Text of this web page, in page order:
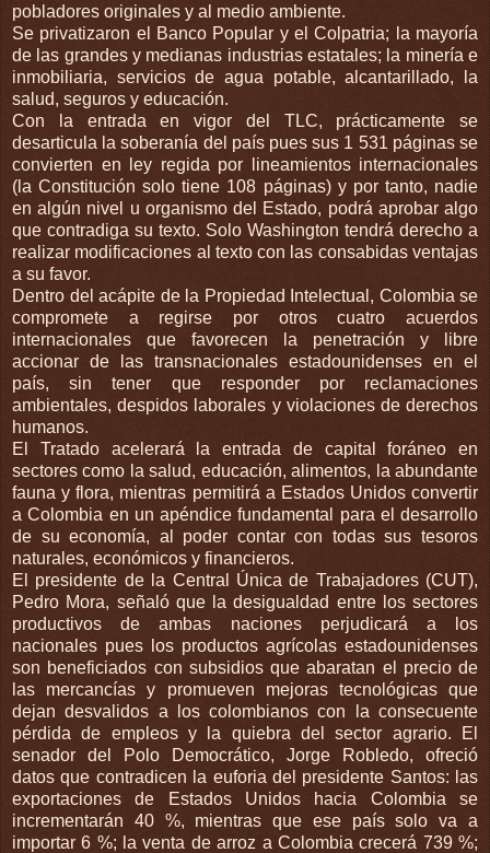
pobladores originales y al medio ambiente.
Se privatizaron el Banco Popular y el Colpatria; la mayoría
de las grandes y medianas industrias estatales; la minería e
inmobiliaria, servicios de agua potable, alcantarillado, la
salud, seguros y educación.
Con la entrada en vigor del TLC, prácticamente se
desarticula la soberanía del país pues sus 1 531 páginas se
convierten en ley regida por lineamientos internacionales
(la Constitución solo tiene 108 páginas) y por tanto, nadie
en algún nivel u organismo del Estado, podrá aprobar algo
que contradiga su texto. Solo Washington tendrá derecho a
realizar modificaciones al texto con las consabidas ventajas
a su favor.
Dentro del acápite de la Propiedad Intelectual, Colombia se
compromete a regirse por otros cuatro acuerdos
internacionales que favorecen la penetración y libre
accionar de las transnacionales estadounidenses en el
país, sin tener que responder por reclamaciones
ambientales, despidos laborales y violaciones de derechos
humanos.
El Tratado acelerará la entrada de capital foráneo en
sectores como la salud, educación, alimentos, la abundante
fauna y flora, mientras permitirá a Estados Unidos convertir
a Colombia en un apéndice fundamental para el desarrollo
de su economía, al poder contar con todas sus tesoros
naturales, económicos y financieros.
El presidente de la Central Única de Trabajadores (CUT),
Pedro Mora, señaló que la desigualdad entre los sectores
productivos de ambas naciones perjudicará a los
nacionales pues los productos agrícolas estadounidenses
son beneficiados con subsidios que abaratan el precio de
las mercancías y promueven mejoras tecnológicas que
dejan desvalidos a los colombianos con la consecuente
pérdida de empleos y la quiebra del sector agrario. El
senador del Polo Democrático, Jorge Robledo, ofreció
datos que contradicen la euforia del presidente Santos: las
exportaciones de Estados Unidos hacia Colombia se
incrementarán 40 %, mientras que ese país solo va a
importar 6 %; la venta de arroz a Colombia crecerá 739 %;